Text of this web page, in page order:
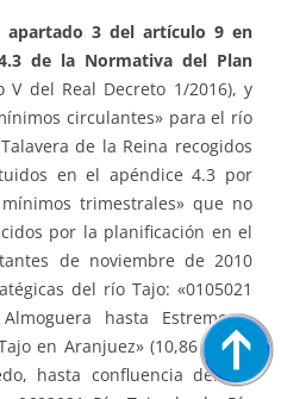
apartado 3 del artículo 9 en
de la Normativa del Plan
V del Real Decreto 1/2016), y
circulantes» para el río
de la Reina recogidos
en el apéndice 4.3 por
trimestrales» que no
por la planificación en el
de noviembre de 2010
del río Tajo: «0105021
hasta Estremera»
en Aranjuez» (10,86 m3/s),
hasta confluencia del Río